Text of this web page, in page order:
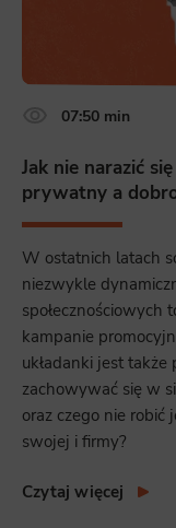
07:50 min
Jak nie narazić
prywatny a
W ostatnich latach
niezwykle
kampanie
układanki jest
zachowywać się w
oraz czego nie robić
swojej i firmy?
Czytaj więcej